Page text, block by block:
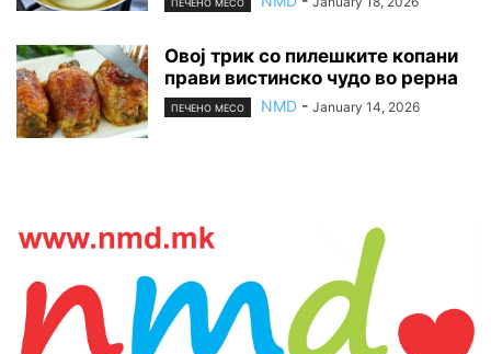
ПЕЧЕНО МЕСО
Овој трик со пилешките копани
прави вистинско чудо во рерна
ПЕЧЕНО МЕСО NMD - January 14, 2026